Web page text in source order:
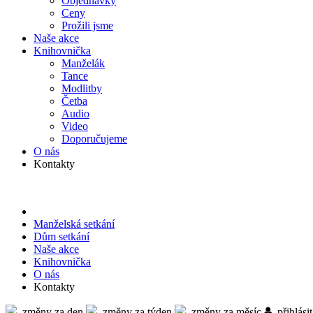
Ceny
Prožili jsme
Naše akce
Knihov­nička
Manželák
Tance
Modlitby
Četba
Audio
Video
Doporu­čujeme
O nás
Kontakty
Manželská setkání
Dům setkání
Naše akce
Knihov­nička
O nás
Kontakty